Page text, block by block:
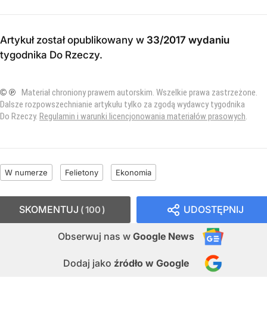
Artykuł został opublikowany w 33/2017 wydaniu
tygodnika Do Rzeczy.
© ℗ Materiał chroniony prawem autorskim. Wszelkie prawa zastrzeżone.
Dalsze rozpowszechnianie artykułu tylko za zgodą wydawcy tygodnika
Do Rzeczy. Regulamin i warunki licencjonowania materiałów prasowych
W numerze Felietony Ekonomia
UDOSTĘPNIJ
Obserwuj nas w Google News
Dodaj jako źródło w Google
SKOMENTUJ 100